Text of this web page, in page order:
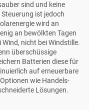
sind und keine
ist jedoch
wird an
an bewölkten Tagen
nicht bei Windstille.
überschüssige
Batterien diese für
auf erneuerbare
wie Handels-
Lösungen.